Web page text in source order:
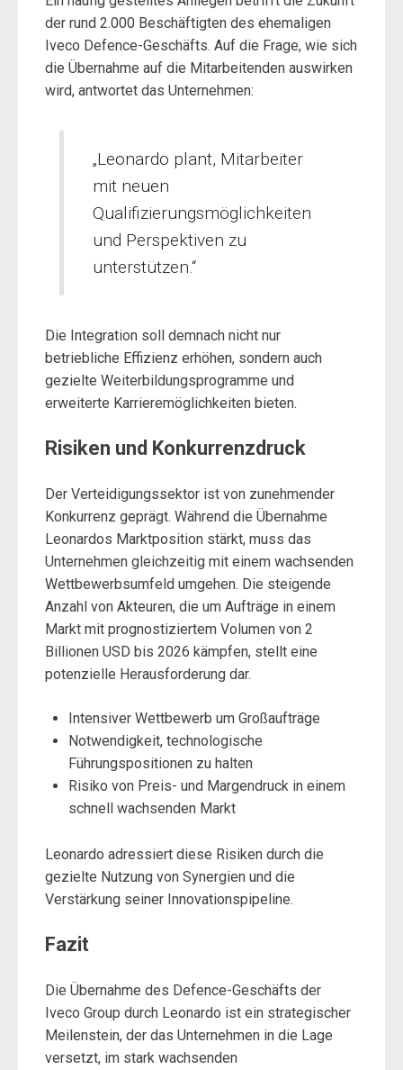
der rund 2.000 Beschäftigten des ehemaligen
Iveco Defence-Geschäfts. Auf die Frage, wie sich
die Übernahme auf die Mitarbeitenden auswirken
wird, antwortet das Unternehmen:
„Leonardo plant, Mitarbeiter
mit neuen
Qualifizierungsmöglichkeiten
und Perspektiven zu
unterstützen.“
Die Integration soll demnach nicht nur
betriebliche Effizienz erhöhen, sondern auch
gezielte Weiterbildungsprogramme und
erweiterte Karrieremöglichkeiten bieten.
Risiken und Konkurrenzdruck
Der Verteidigungssektor ist von zunehmender
Konkurrenz geprägt. Während die Übernahme
Leonardos Marktposition stärkt, muss das
Unternehmen gleichzeitig mit einem wachsenden
Wettbewerbsumfeld umgehen. Die steigende
Anzahl von Akteuren, die um Aufträge in einem
Markt mit prognostiziertem Volumen von 2
Billionen USD bis 2026 kämpfen, stellt eine
potenzielle Herausforderung dar.
Intensiver Wettbewerb um Großaufträge
Notwendigkeit, technologische
Führungspositionen zu halten
Risiko von Preis- und Margendruck in einem
schnell wachsenden Markt
Leonardo adressiert diese Risiken durch die
gezielte Nutzung von Synergien und die
Verstärkung seiner Innovationspipeline.
Fazit
Die Übernahme des Defence-Geschäfts der
Iveco Group durch Leonardo ist ein strategischer
Meilenstein, der das Unternehmen in die Lage
versetzt, im stark wachsenden